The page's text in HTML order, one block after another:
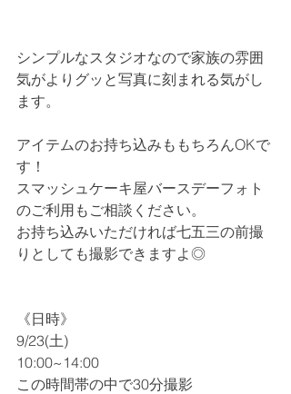
シンプルなスタジオなので家族の雰囲
気がよりグッと写真に刻まれる気がし
ます。
アイテムのお持ち込みももちろんOKで
す！
スマッシュケーキ屋バースデーフォト
のご利用もご相談ください。
お持ち込みいただければ七五三の前撮
りとしても撮影できますよ◎
《日時》
9/23(土)
10:00~14:00
この時間帯の中で30分撮影